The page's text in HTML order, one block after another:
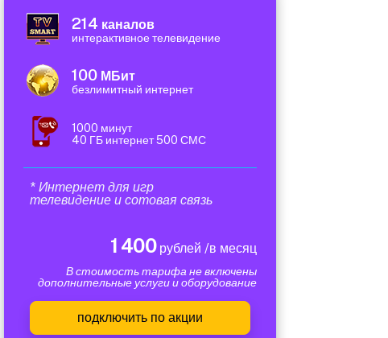
214 каналов
интерактивное телевидение
100 МБит
безлимитный интернет
1000 минут
40 ГБ интернет 500 СМС
* Интернет для игр
телевидение и сотовая связь
1 400рублей /в месяц
В стоимость тарифа не включены
дополнительные услуги и оборудование
подключить по акции